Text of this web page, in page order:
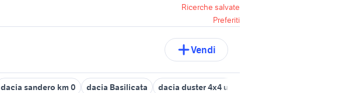
Ricerche salvate
Preferiti
Vendi
dacia sandero km 0 dacia Basilicata dacia duster 4x4 usata piemonte